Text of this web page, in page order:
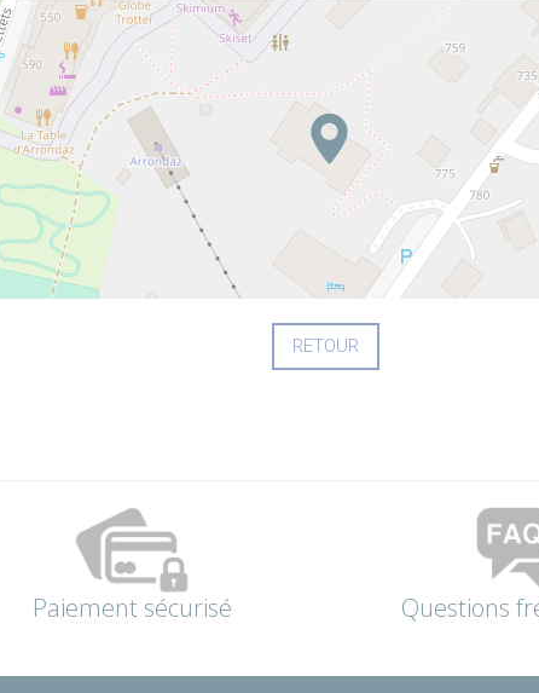
RETOUR
Paiement sécurisé Questions